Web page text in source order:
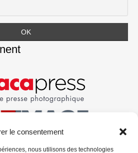
le consentement
nous utilisons des technologies